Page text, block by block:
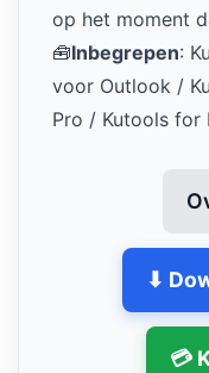
op het moment
🧰Inbegrepen:
voor Outlook /
Pro / Kutools for
⬇
💳